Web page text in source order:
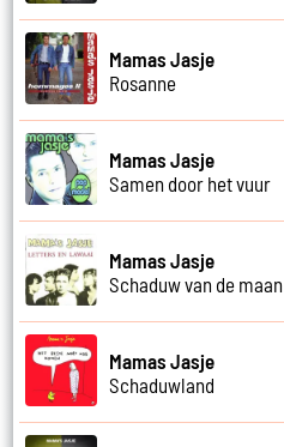
Mamas Jasje
Rosanne
Mamas Jasje
Samen door het vuur
Mamas Jasje
Schaduw van de maan
Mamas Jasje
Schaduwland